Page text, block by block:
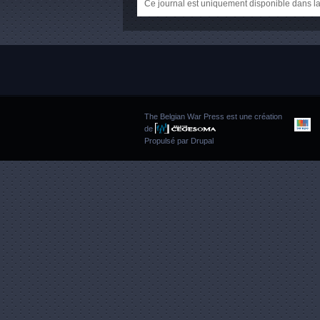
Ce journal est uniquement disponible dans
The Belgian War Press est une création
de
Propulsé par Drupal